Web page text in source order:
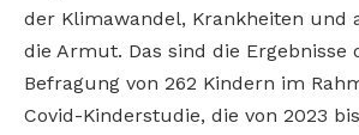
der Klimawandel, Krankheiten und
die Armut. Das sind die Ergebnisse
Befragung von 262 Kindern im
Covid-Kinderstudie, die von 2023